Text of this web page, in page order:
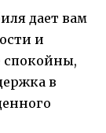
дает вам
и
спокойны,
в